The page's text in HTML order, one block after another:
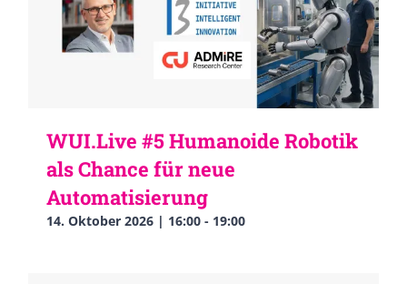
WUI.Live #5 Humanoide Robotik
als Chance für neue
Automatisierung
14. Oktober 2026 | 16:00 - 19:00